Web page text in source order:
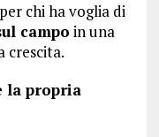
chi ha voglia di
campo in una
crescita.
la propria